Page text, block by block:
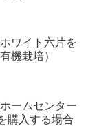
ワイト六片を
機栽培）
ームセンター
購入する場合